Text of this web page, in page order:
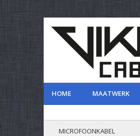
HOME MAATWERK
MICROFOONKABEL